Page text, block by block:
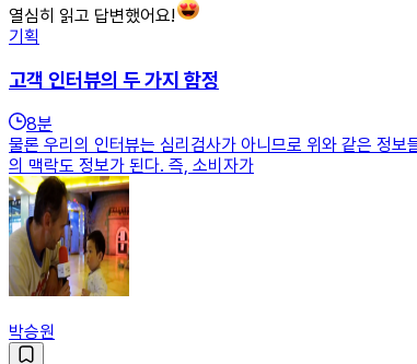
열심히 읽고 답변했어요!
기획
고객 인터뷰의 두 가지 함정
8분
물론 우리의 인터뷰는 심리검사가 아니므로 위와 같은 정
의 맥락도 정보가 된다. 즉, 소비자가
박승원